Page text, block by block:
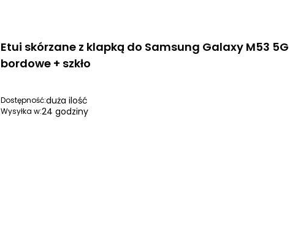
Etui skórzane z klapką do Samsung Galaxy M53 5G
bordowe + szkło
Dostępność:duża ilość
Wysyłka w:24 godziny